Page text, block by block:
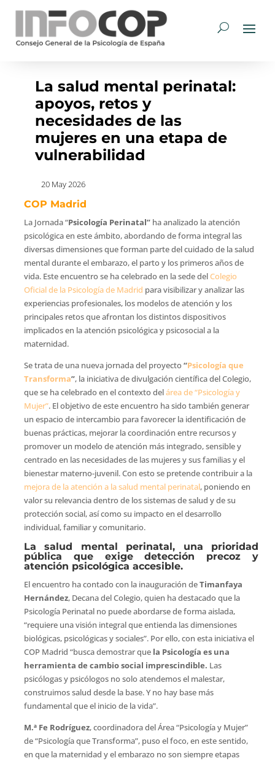
La salud mental perinatal:
apoyos, retos y
necesidades de las
mujeres en una etapa de
vulnerabilidad
20 May 2026
COP Madrid
La Jornada “Psicología Perinatal” ha analizado la atención
psicológica en este ámbito, abordando de forma integral las
diversas dimensiones que forman parte del cuidado de la salud
mental durante el embarazo, el parto y los primeros años de
vida. Este encuentro se ha celebrado en la sede delColegio
Oficial de la Psicología de Madrid para visibilizar y analizar las
experiencias profesionales, los modelos de atención y los
principales retos que afrontan los distintos dispositivos
implicados en la atención psicológica y psicosocial a la
maternidad.
Se trata de una nueva jornada del proyecto“Psicología que
Transforma”, la iniciativa de divulgación científica del Colegio,
que se ha celebrado en el contexto delárea de “Psicología y
Mujer”. El objetivo de este encuentro ha sido también generar
un espacio de intercambio para favorecer la identificación de
buenas prácticas, mejorar la coordinación entre recursos y
promover un modelo de atención más integrado, sensible y
centrado en las necesidades de las mujeres y sus familias y el
bienestar materno-juvenil. Con esto se pretende contribuir a la
mejora de la atención a la salud mental perinatal, poniendo en
valor su relevancia dentro de los sistemas de salud y de su
protección social, así como su impacto en el desarrollo
individual, familiar y comunitario.
La salud mental perinatal, una prioridad
pública que exige detección precoz y
atención psicológica accesible.
El encuentro ha contado con la inauguración deTimanfaya
Hernández, Decana del Colegio, quien ha destacado que la
Psicología Perinatal no puede abordarse de forma aislada,
“requiere una visión integral que entienda las dimensiones
biológicas, psicológicas y sociales”. Por ello, con esta iniciativa el
COP Madrid “busca demostrar que la Psicología es una
herramienta de cambio social imprescindible. Las
psicólogas y psicólogos no solo atendemos el malestar,
construimos salud desde la base. Y no hay base más
fundamental que el inicio de la vida”.
M.ª Fe Rodríguez, coordinadora del Área “Psicología y Mujer”
de “Psicología que Transforma”, puso el foco, en este sentido,
en que la maternidad y el embarazo no son siempre etapas